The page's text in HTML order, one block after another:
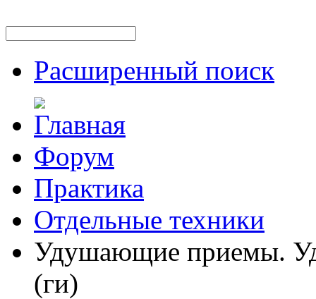
Расширенный поиск
Форум
Практика
Отдельные техники
Удушающие приемы.
(ги)